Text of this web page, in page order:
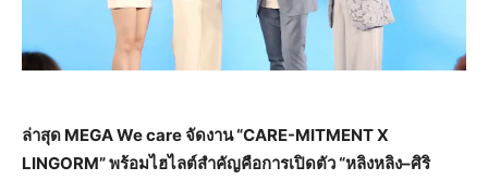
ล่าสุด MEGA We care จัดงาน “CARE-MITMENT X
LINGORM” พร้อมไฮไลต์สำคัญคือการเปิดตัว “หลิงหลิง–ศิริ